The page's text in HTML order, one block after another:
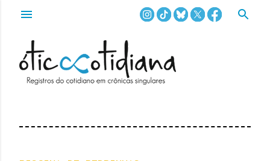
Pular para o conteúdo principal